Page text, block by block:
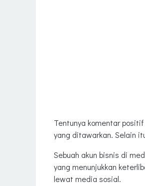
Tentunya komentar
yang ditawarkan. Selain
Sebuah akun bisnis di
yang menunjukkan
lewat media sosial.